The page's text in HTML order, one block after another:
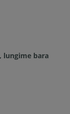
lungime bara